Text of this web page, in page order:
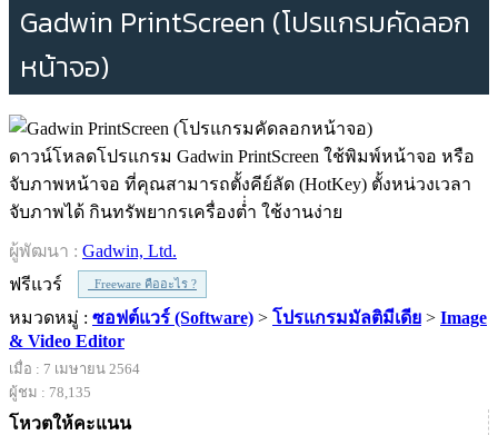
Gadwin PrintScreen (โปรแกรมคัดลอก
หน้าจอ)
ดาวน์โหลดโปรแกรม Gadwin PrintScreen ใช้พิมพ์หน้าจอ หรือ
จับภาพหน้าจอ ที่คุณสามารถตั้งคีย์ลัด (HotKey) ตั้งหน่วงเวลา
จับภาพได้ กินทรัพยากรเครื่องต่่ำ ใช้งานง่าย
ผู้พัฒนา : Gadwin, Ltd.
ฟรีแวร์
Freeware คืออะไร ?
หมวดหมู่ : ซอฟต์แวร์ (Software) > โปรแกรมมัลติมีเดีย > Image
& Video Editor
เมื่อ : 7 เมษายน 2564
ผู้ชม : 78,135
โหวตให้คะแนน